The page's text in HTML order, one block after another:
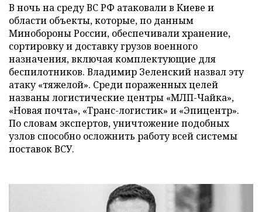
В ночь на среду ВС РФ атаковали в Киеве и
области объекты, которые, по данным
Минобороны России, обеспечивали хранение,
сортировку и доставку грузов военного
назначения, включая комплектующие для
беспилотников. Владимир Зеленский назвал эту
атаку «тяжелой». Среди пораженных целей
названы логистические центры «МЛП-Чайка»,
«Новая почта», «Транс-логистик» и «Эпицентр».
По словам экспертов, уничтожение подобных
узлов способно осложнить работу всей системы
поставок ВСУ.